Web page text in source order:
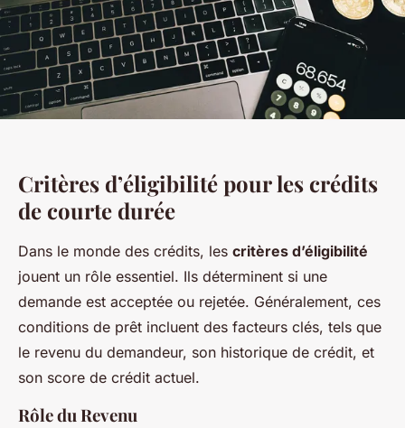
Critères d’éligibilité pour les crédits
de courte durée
Dans le monde des crédits, les critères d’éligibilité
jouent un rôle essentiel. Ils déterminent si une
demande est acceptée ou rejetée. Généralement, ces
conditions de prêt incluent des facteurs clés, tels que
le revenu du demandeur, son historique de crédit, et
son score de crédit actuel.
Rôle du Revenu